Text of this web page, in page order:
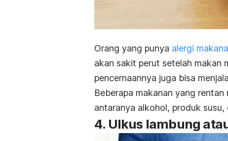
Orang yang punya alergi
akan sakit perut setelah makan
pencernaannya juga bisa
Beberapa makanan yang
antaranya alkohol, produk
4. Ulkus lambung